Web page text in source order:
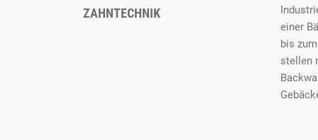
ZAHNTECHNIK
einer
bis
stellen